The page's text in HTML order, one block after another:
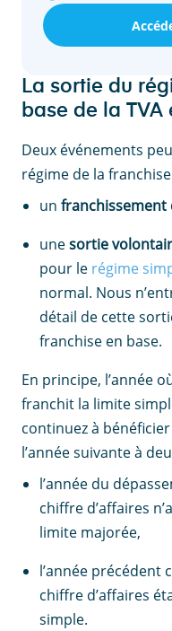
La sortie du
base de la
Deux événements
régime de la
un franchissement
unesortie
pour le régime
normal. Nous
détail de cette
franchise en base.
En principe, l’année
franchit la limite
continuez à
l’année suivante à
l’année du
chiffre d’affaires
limite majorée,
l’année précédent
chiffre d’affaires
simple.